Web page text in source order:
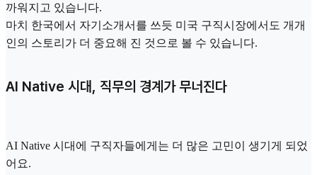
까워지고 있습니다.
마치 한국에서 자기소개서를 쓰듯 미국 구직시장에서도 개개
인의 스토리가 더 중요해 진 것으로 볼 수 있습니다.
AI Native 시대, 직무의 경계가 무너진다
AI Native 시대에 구직자들에게는 더 많은 고민이 생기게 되었
어요.